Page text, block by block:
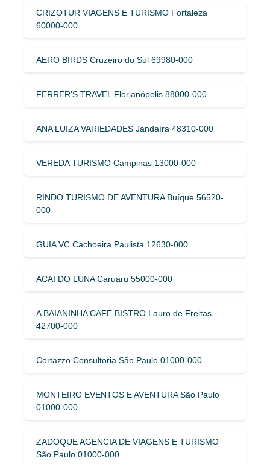
CRIZOTUR VIAGENS E TURISMO Fortaleza
60000-000
AERO BIRDS Cruzeiro do Sul 69980-000
FERRER’S TRAVEL Florianópolis 88000-000
ANA LUIZA VARIEDADES Jandaíra 48310-000
VEREDA TURISMO Campinas 13000-000
RINDO TURISMO DE AVENTURA Buíque 56520-
000
GUIA VC Cachoeira Paulista 12630-000
ACAI DO LUNA Caruaru 55000-000
A BAIANINHA CAFE BISTRO Lauro de Freitas
42700-000
Cortazzo Consultoria São Paulo 01000-000
MONTEIRO EVENTOS E AVENTURA São Paulo
01000-000
ZADOQUE AGENCIA DE VIAGENS E TURISMO
São Paulo 01000-000